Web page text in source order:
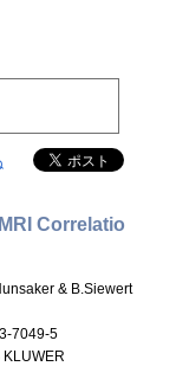
Correlatio
& B.Siewert
7049-5
KLUWER